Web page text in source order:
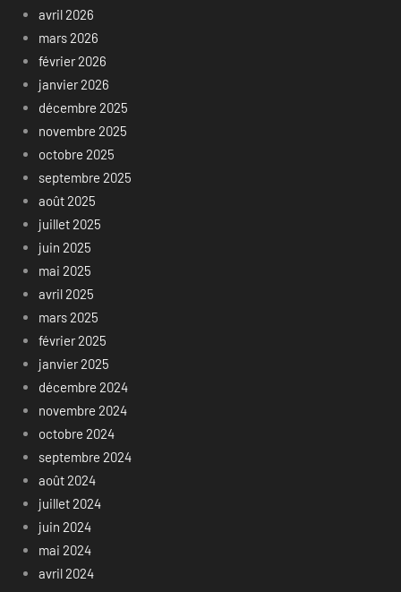
avril 2026
mars 2026
février 2026
janvier 2026
décembre 2025
novembre 2025
octobre 2025
septembre 2025
août 2025
juillet 2025
juin 2025
mai 2025
avril 2025
mars 2025
février 2025
janvier 2025
décembre 2024
novembre 2024
octobre 2024
septembre 2024
août 2024
juillet 2024
juin 2024
mai 2024
avril 2024